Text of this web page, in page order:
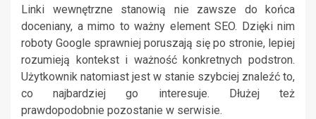
Linki wewnętrzne stanowią nie zawsze do końca
doceniany, a mimo to ważny element SEO. Dzięki nim
roboty Google sprawniej poruszają się po stronie, lepiej
rozumieją kontekst i ważność konkretnych podstron.
Użytkownik natomiast jest w stanie szybciej znaleźć to,
co najbardziej go interesuje. Dłużej też
prawdopodobnie pozostanie w serwisie.